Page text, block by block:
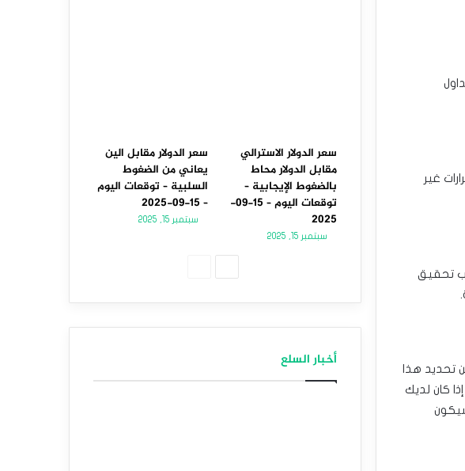
غير
تحقيق
تحديد هذا
كان لديك
فسيكون
سعر الدولار الاسترالي
مقابل الدولار محاط
بالضغوط الإيجابية –
توقعات اليوم – 15-09-
2025
سبتمبر 15, 2025
سعر الدولار مقابل الين
يعاني من الضغوط
السلبية – توقعات اليوم
– 15-09-2025
سبتمبر 15, 2025
أخبار السلع